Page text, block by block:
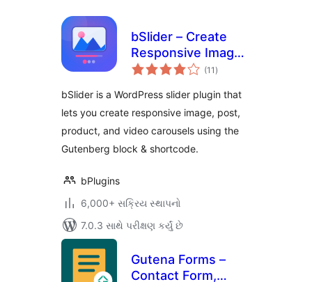
bSlider – Create
Responsive Image,
Post, Product, and
(11 કુલ
રેટિંગ્સ
)
bSlider is a WordPress slider plugin that
lets you create responsive image, post,
product, and video carousels using the
Gutenberg block & shortcode.
bPlugins
6,000+ સક્રિય સ્થાપનો
7.0.3 સાથે પરીક્ષણ કર્યું છે
Gutena Forms –
Contact Form,